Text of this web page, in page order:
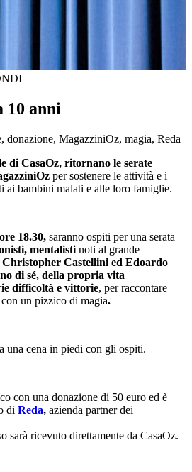
10 anni
donazione, MagazziniOz, magia, Reda
di CasaOz, ritornano le serate
per sostenere le attività e i
ai bambini malati e alle loro famiglie.
18.30, saranno ospiti per una serata
mentalisti noti al grande
Christopher Castellini ed Edoardo
di sé, della propria vita
difficoltà e vittorie, per raccontare
con un pizzico di magia.
una cena in piedi con gli ospiti.
con una donazione di 50 euro ed è
di Reda, azienda partner dei
sarà ricevuto direttamente da CasaOz.